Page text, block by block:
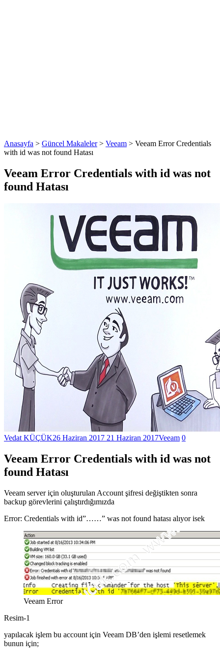
Anasayfa > Güncel Makaleler> Veeam > Veeam Error Credentials
with id was not found Hatası
Veeam Error Credentials with id was not
found Hatası
Vedat KÜÇÜK26 Haziran 2017 21 Haziran 2017Veeam 0
Veeam Error Credentials with id was not
found Hatası
Veeam server için oluşturulan Account şifresi değiştikten sonra
backup görevlerini çalıştırdığımızda
Error: Credentials with id”……” was not found hatası alıyor isek
Veeam Error
Resim-1
yapılacak işlem bu account için Veeam DB’den işlemi resetlemek
bunun için;